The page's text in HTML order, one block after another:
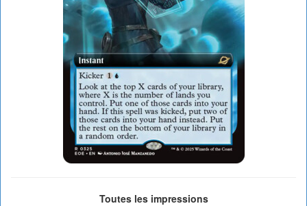
Toutes les impressions